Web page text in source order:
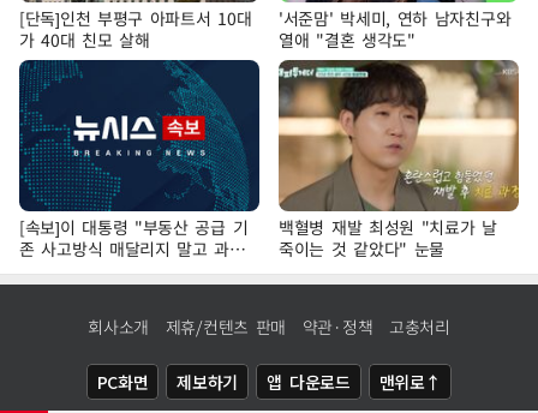
[단독]인천 부평구 아파트서 10대
가 40대 친모 살해
'서준맘' 박세미, 연하 남자친구와
열애 "결혼 생각도"
[속보]이 대통령 "부동산 공급 기
존 사고방식 매달리지 말고 과감
히 실천"
백혈병 재발 최성원 "치료가 날
죽이는 것 같았다" 눈물
회사소개 제휴/컨텐츠 판매 약관·정책 고충처리
PC화면 제보하기 앱 다운로드 맨위로↑